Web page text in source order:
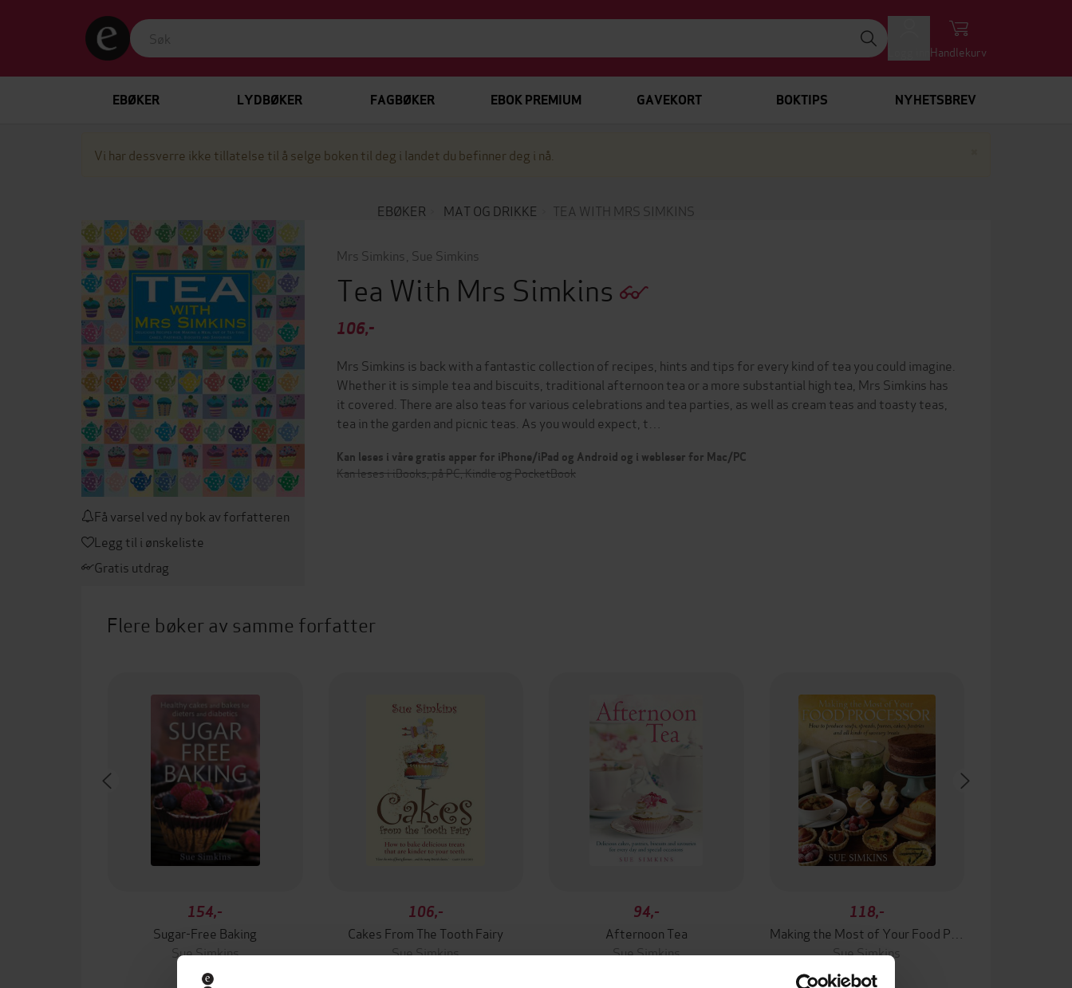
Handlekurv
EBØKER LYDBØKER FAGBØKER EBOK PREMIUM GAVEKORT BOKTIPS NYHETSBREV
Vi har dessverre ikke tillatelse til å selge boken til deg i landet du befinner deg i nå.
EBØKER MAT OG DRIKKE TEA WITH MRS SIMKINS
Få varsel ved ny bok av forfatteren
Legg til i ønskeliste
Gratis utdrag
Mrs Simkins Sue Simkins
Tea With Mrs Simkins
106,-
Mrs Simkins is back with a fantastic collection of recipes, hints and tips for every kind of tea you could imagine.
Whether it is simple tea and biscuits, traditional afternoon tea or a more substantial high tea, Mrs Simkins has
it covered. There are also teas for various celebrations and tea parties, as well as cream teas and toasty teas,
tea in the garden and picnic teas. As you would expect, t…
Kan leses i våre gratis apper for iPhone/iPad og Android og i webleser for Mac/PC
Kan leses i iBooks, på PC, Kindle og PocketBook
Flere bøker av samme forfatter
154,-
Sugar-Free Baking
Sue Simkins
EBOK
106,-
Cakes From The Tooth Fairy
Sue Simkins
94,-
Afternoon Tea
Sue Simkins
118,-
Sue Simkins
EBOK